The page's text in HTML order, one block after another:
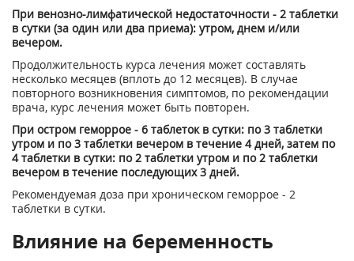
При венозно-лимфатической недостаточности - 2 таблетки
в сутки (за один или два приема): утром, днем и/или
вечером.
Продолжительность курса лечения может составлять
несколько месяцев (вплоть до 12 месяцев). В случае
повторного возникновения симптомов, по рекомендации
врача, курс лечения может быть повторен.
При остром геморрое - 6 таблеток в сутки: по 3 таблетки
утром и по 3 таблетки вечером в течение 4 дней, затем по
4 таблетки в сутки: по 2 таблетки утром и по 2 таблетки
вечером в течение последующих 3 дней.
Рекомендуемая доза при хроническом геморрое - 2
таблетки в сутки.
Влияние на беременность